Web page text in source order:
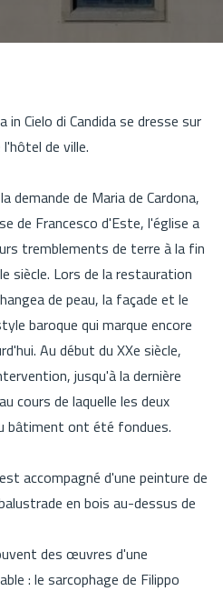
Cielo di Candida se dresse sur
de ville.
demande de Maria de Cardona,
de Francesco d'Este, l'église a
tremblements de terre à la fin
siècle. Lors de la restauration
de peau, la façade et le
baroque qui marque encore
Au début du XXe siècle,
jusqu'à la dernière
cours de laquelle les deux
bâtiment ont été fondues.
accompagné d'une peinture de
en bois au-dessus de
des œuvres d'une
: le sarcophage de Filippo